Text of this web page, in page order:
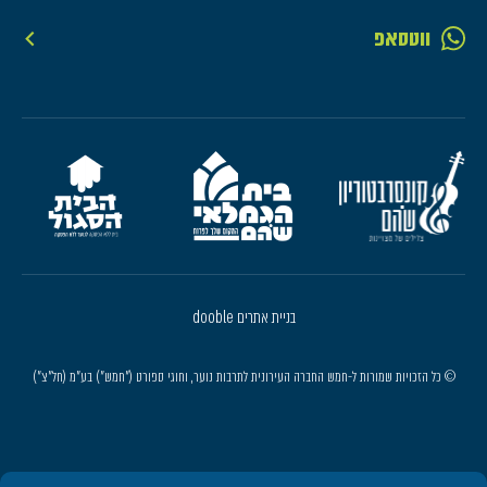
ווטסאפ
© כל הזכויות שמורות ל-חמש החברה העירונית לתרבות נוער, וחוגי ספורט ("חמש") בע"מ (חל"צ")
בניית אתרים dooble